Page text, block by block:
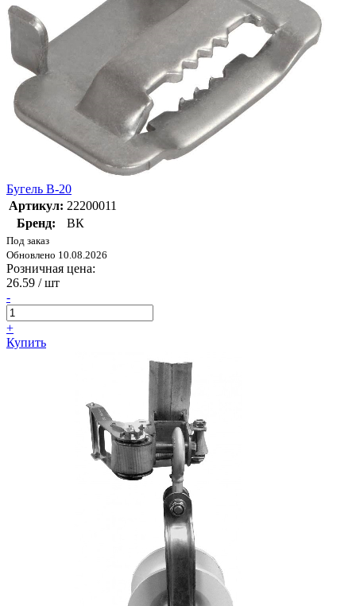
Бугель B-20
Артикул: 22200011
Бренд:
ВК
Под заказ
Обновлено 10.08.2026
Розничная цена:
26.59 / шт
-
+
Купить